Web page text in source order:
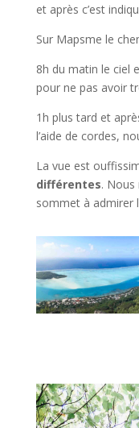
et après c’est
Sur Mapsme le
8h du matin le ciel
pour ne pas avoir
1h plus tard et
l’aide de cordes,
La vue est
différentes. Nous
sommet à admirer